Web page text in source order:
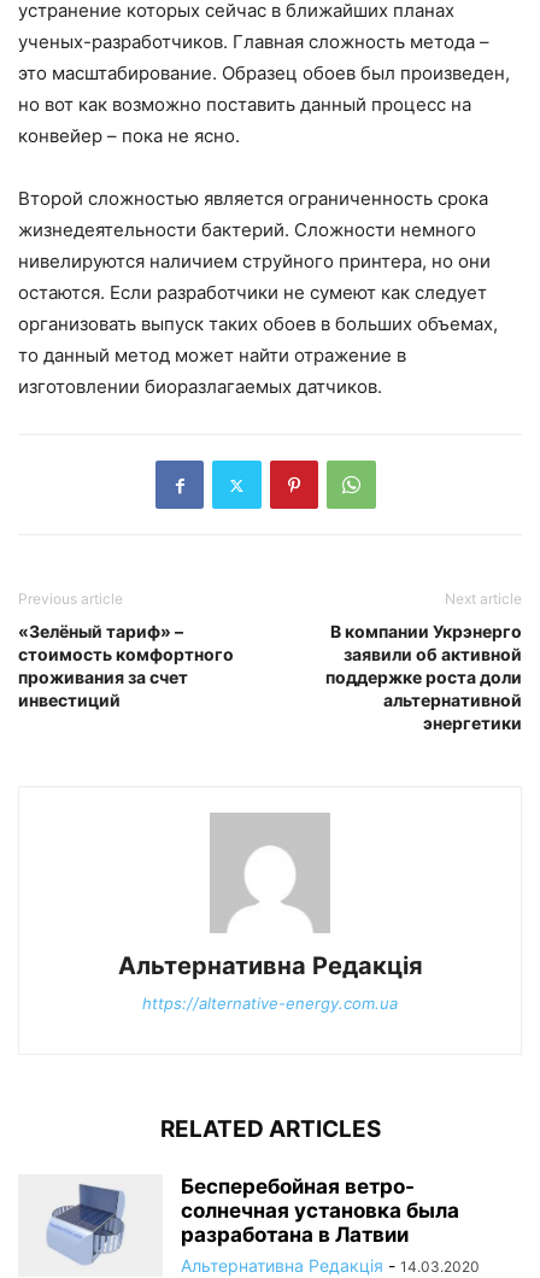
устранение которых сейчас в ближайших планах
ученых-разработчиков. Главная сложность метода –
это масштабирование. Образец обоев был произведен,
но вот как возможно поставить данный процесс на
конвейер – пока не ясно.
Второй сложностью является ограниченность срока
жизнедеятельности бактерий. Сложности немного
нивелируются наличием струйного принтера, но они
остаются. Если разработчики не сумеют как следует
организовать выпуск таких обоев в больших объемах,
то данный метод может найти отражение в
изготовлении биоразлагаемых датчиков.
Previous article
«Зелёный тариф» –
стоимость комфортного
проживания за счет
инвестиций
Next article
В компании Укрэнерго
заявили об активной
поддержке роста доли
альтернативной
энергетики
Альтернативна Редакція
https://alternative-energy.com.ua
RELATED ARTICLES
Бесперебойная ветро-
солнечная установка была
разработана в Латвии
Альтернативна Редакція - 14.03.2020